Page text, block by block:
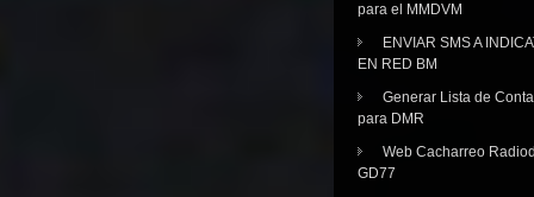
para el MMDVM
ENVIAR SMS A
EN RED BM
Generar Lista de
para DMR
Web Cacharreo
GD77